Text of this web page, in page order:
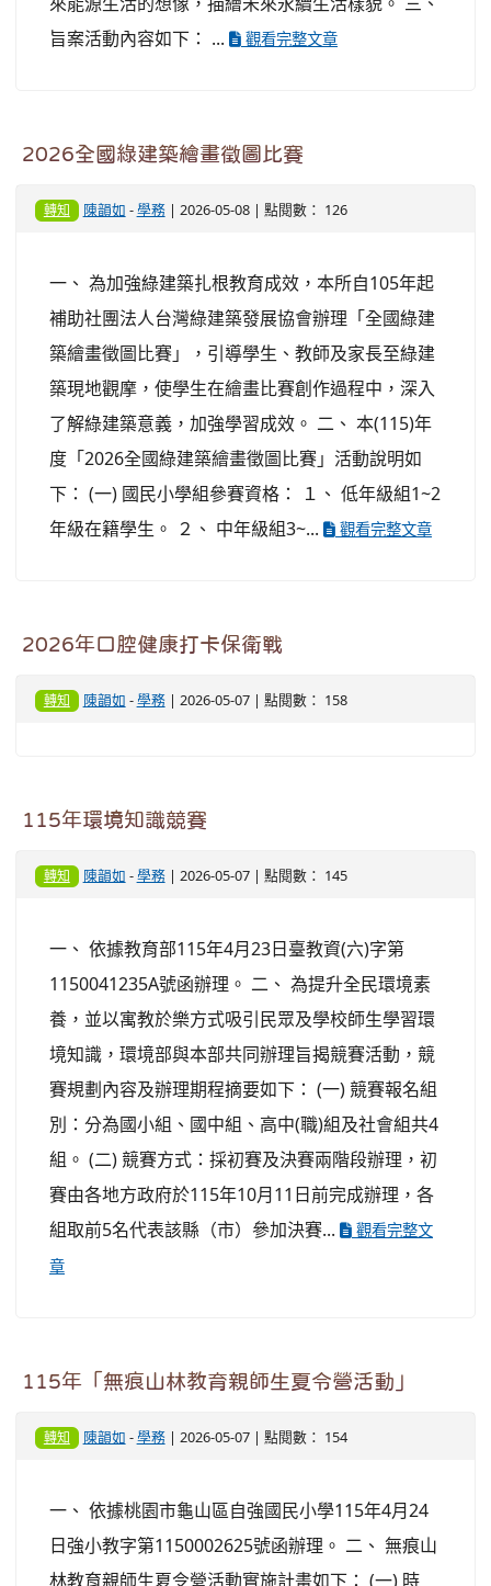
旨案活動內容如下： ...
觀看完整文章
2026全國綠建築繪畫徵圖比賽
轉知 陳韻如 -學務| 2026-05-08 | 點閱數： 126
一、 為加強綠建築扎根教育成效，本所自105年起
補助社團法人台灣綠建築發展協會辦理「全國綠建
築繪畫徵圖比賽」，引導學生、教師及家長至綠建
築現地觀摩，使學生在繪畫比賽創作過程中，深入
了解綠建築意義，加強學習成效。 二、 本(115)年
度「2026全國綠建築繪畫徵圖比賽」活動說明如
下： (一) 國民小學組參賽資格： １、 低年級組1~2
年級在籍學生。 ２、 中年級組3~...
觀看完整文章
2026年口腔健康打卡保衛戰
轉知 陳韻如 -學務| 2026-05-07 | 點閱數： 158
115年環境知識競賽
轉知 陳韻如 -學務| 2026-05-07 | 點閱數： 145
一、 依據教育部115年4月23日臺教資(六)字第
1150041235A號函辦理。 二、 為提升全民環境素
養，並以寓教於樂方式吸引民眾及學校師生學習環
境知識，環境部與本部共同辦理旨揭競賽活動，競
賽規劃內容及辦理期程摘要如下： (一) 競賽報名組
別：分為國小組、國中組、高中(職)組及社會組共4
組。 (二) 競賽方式：採初賽及決賽兩階段辦理，初
賽由各地方政府於115年10月11日前完成辦理，各
組取前5名代表該縣（市）參加決賽...
觀看完整文
章
115年「無痕山林教育親師生夏令營活動」
轉知 陳韻如 -學務| 2026-05-07 | 點閱數： 154
一、 依據桃園市龜山區自強國民小學115年4月24
日強小教字第1150002625號函辦理。 二、 無痕山
林教育親師生夏令營活動實施計畫如下： (一) 時